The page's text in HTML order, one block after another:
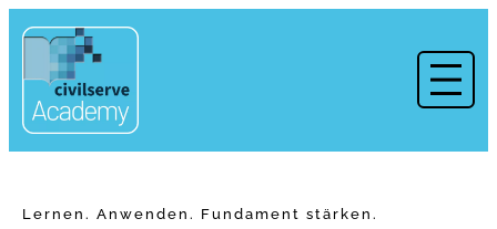
Zum
springen
Lernen. Anwenden. Fundament stärken.